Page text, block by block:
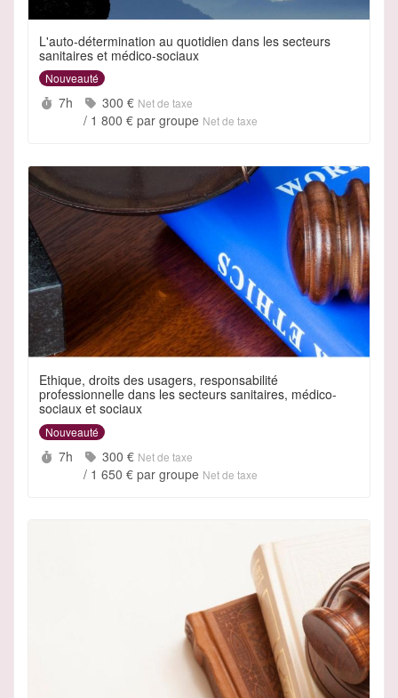
L'auto-détermination au quotidien dans les secteurs
sanitaires et médico-sociaux
Nouveauté
Durée :
7h Prix :
300 € Net de taxe
/ 1 800 € par groupe Net de taxe
Ethique, droits des usagers, responsabilité
professionnelle dans les secteurs sanitaires, médico-
sociaux et sociaux
Nouveauté
Durée :
7h Prix :
300 € Net de taxe
/ 1 650 € par groupe Net de taxe